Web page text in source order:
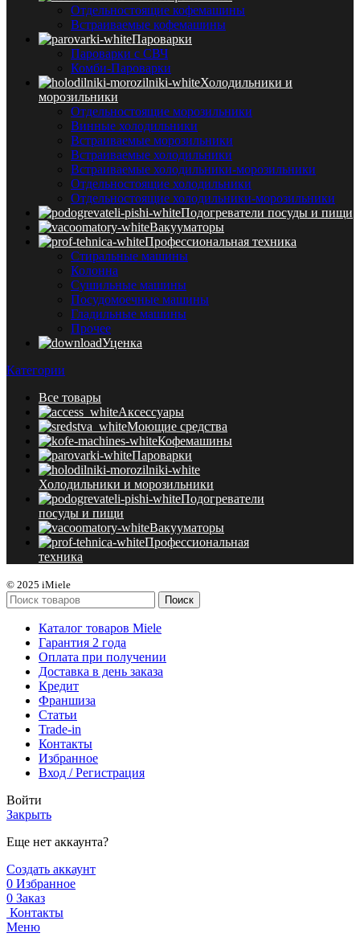
Отдельностоящие кофемашины
Встраиваемые кофемашины
Пароварки
Пароварки с СВЧ
Комби-Пароварки
Холодильники и
морозильники
Отдельностоящие морозильники
Винные холодильники
Встраиваемые морозильники
Встраиваемые холодильники
Встраиваемые холодильники-морозильники
Отдельностоящие холодильники
Отдельностоящие холодильники-морозильники
Подогреватели посуды и пищи
Вакууматоры
Профессиональная техника
Стиральные машины
Колонна
Сушильные машины
Посудомоечные машины
Гладильные машины
Прочее
Уценка
Категории
Все товары
Аксессуары
Моющие средства
Кофемашины
Пароварки
Холодильники и морозильники
Подогреватели
посуды и пищи
Вакууматоры
Профессиональная
техника
© 2025 iMiele
Поиск
Каталог товаров Miele
Гарантия 2 года
Оплата при получении
Доставка в день заказа
Кредит
Франшиза
Статьи
Trade-in
Контакты
Избранное
Вход / Регистрация
Войти
Закрыть
Еще нет аккаунта?
Создать аккаунт
0 Избранное
0 Заказ
Контакты
Меню